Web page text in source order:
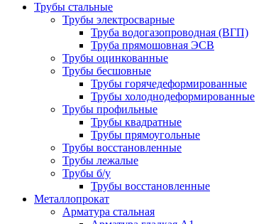
Трубы стальные
Трубы электросварные
Труба водогазопроводная (ВГП)
Труба прямошовная ЭСВ
Трубы оцинкованные
Трубы бесшовные
Трубы горячедеформированные
Трубы холоднодеформированные
Трубы профильные
Трубы квадратные
Трубы прямоугольные
Трубы восстановленные
Трубы лежалые
Трубы б/у
Трубы восстановленные
Металлопрокат
Арматура стальная